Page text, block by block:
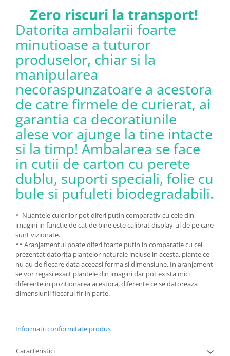
Zero riscuri la transport!
Datorita ambalarii foarte
minutioase a tuturor
produselor, chiar si la
manipularea
necoraspunzatoare a acestora
de catre firmele de curierat, ai
garantia ca decoratiunile
alese vor ajunge la tine intacte
si la timp! Ambalarea se face
in cutii de carton cu perete
dublu, suporti speciali, folie cu
bule si pufuleti biodegradabili.
* Nuantele culorilor pot diferi putin comparativ cu cele din
imagini in functie de cat de bine este calibrat display-ul de pe care
sunt vizionate.
** Aranjamentul poate diferi foarte putin in comparatie cu cel
prezentat datorita plantelor naturale incluse in acesta, plante ce
nu au de fiecare data aceeasi forma si dimensiune. In aranjament
se vor regasi exact plantele din imagini dar pot exista mici
diferente in pozitionarea acestora, diferente ce se datoreaza
dimensiunii fiecarui fir in parte.
Informatii conformitate produs
Caracteristici